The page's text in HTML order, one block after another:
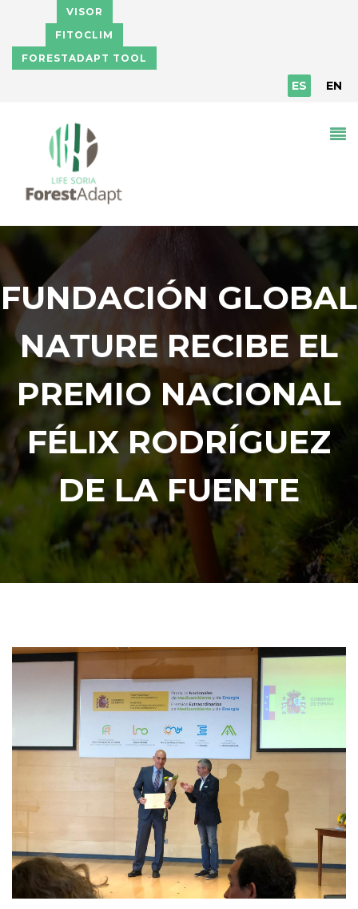
Pasar al contenido principal
VISOR
FITOCLIM
FORESTADAPT TOOL
ES EN
FUNDACIÓN GLOBAL
NATURE RECIBE EL
PREMIO NACIONAL
FÉLIX RODRÍGUEZ
DE LA FUENTE